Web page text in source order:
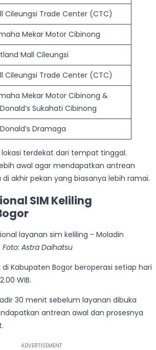
Cileungsi Trade Center (CTC)
Mekar Motor Cibinong
Mall Cileungsi
Cileungsi Trade Center (CTC)
Mekar Motor Cibinong &
Sukahati Cibinong
Dramaga
terdekat dari tempat tinggal.
awal agar mendapatkan antrean
akhir pekan yang biasanya lebih ramai.
SIM Keliling
Foto: Astra Daihatsu
di Kabupaten Bogor beroperasi setiap hari
WIB.
30 menit sebelum layanan dibuka
antrean awal dan prosesnya